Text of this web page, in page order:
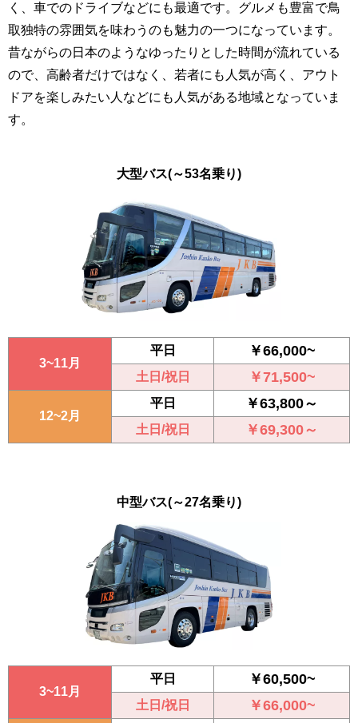
く、車でのドライブなどにも最適です。グルメも豊富で鳥
取独特の雰囲気を味わうのも魅力の一つになっています。
昔ながらの日本のようなゆったりとした時間が流れている
ので、高齢者だけではなく、若者にも人気が高く、アウト
ドアを楽しみたい人などにも人気がある地域となっていま
す。
大型バス(～53名乗り)
3~11月
平日 ￥66,000~
土日/祝日 ￥71,500~
12~2月
平日 ￥63,800～
土日/祝日 ￥69,300～
中型バス(～27名乗り)
3~11月
平日 ￥60,500~
土日/祝日 ￥66,000~